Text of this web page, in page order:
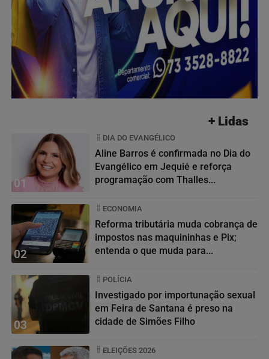
+ Lidas
01
DIA DO EVANGÉLICO
Aline Barros é confirmada no Dia do
Evangélico em Jequié e reforça
programação com Thalles...
02
ECONOMIA
Reforma tributária muda cobrança de
impostos nas maquininhas e Pix;
entenda o que muda para...
03
POLÍCIA
Investigado por importunação sexual
em Feira de Santana é preso na
cidade de Simões Filho
ELEIÇÕES 2026